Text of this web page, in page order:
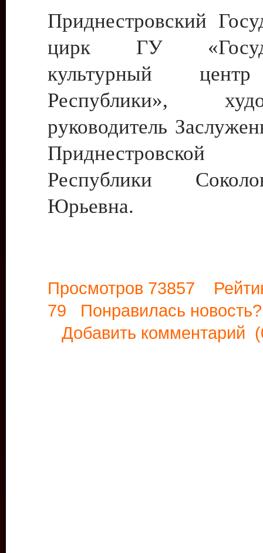
Приднестровский
цирк ГУ
культурный
Республики»,
руководитель
Приднестровской
Республики
Юрьевна.
Просмотров 73857
79 Понравилась
Добавить комментарий